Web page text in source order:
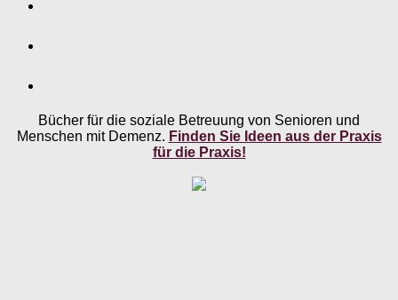
Bücher für die soziale Betreuung von Senioren und
Menschen mit Demenz. Finden Sie Ideen aus der Praxis
für die Praxis!